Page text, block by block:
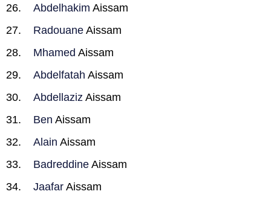
Abdelhakim Aissam
Radouane Aissam
Mhamed Aissam
Abdelfatah Aissam
Abdellaziz Aissam
Ben Aissam
Alain Aissam
Badreddine Aissam
Jaafar Aissam